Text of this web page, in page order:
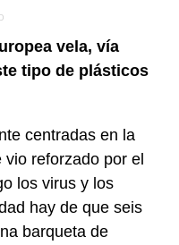
vela, vía
tipo de plásticos
centradas en la
reforzado por el
los virus y los
hay de que seis
barqueta de